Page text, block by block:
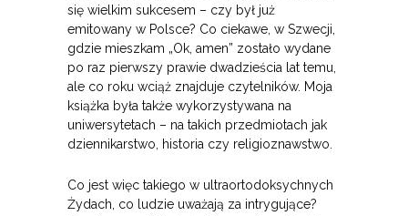
się wielkim sukcesem – czy był już
emitowany w Polsce? Co ciekawe, w Szwecji,
gdzie mieszkam „Ok, amen” zostało wydane
po raz pierwszy prawie dwadzieścia lat temu,
ale co roku wciąż znajduje czytelników. Moja
książka była także wykorzystywana na
uniwersytetach – na takich przedmiotach jak
dziennikarstwo, historia czy religioznawstwo.
Co jest więc takiego w ultraortodoksychnych
Żydach, co ludzie uważają za intrygujące?